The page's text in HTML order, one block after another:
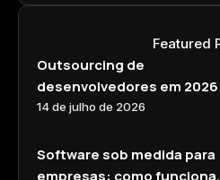
Featured
Outsourcing de
desenvolvedores em
quando contratar
caminho mais eficiente
14 de julho de 2026
Software sob medida para
empresas: como funciona